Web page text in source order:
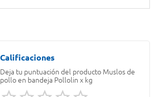
Deja tu puntuación del producto Muslos de
pollo en bandeja Pollolin x kg